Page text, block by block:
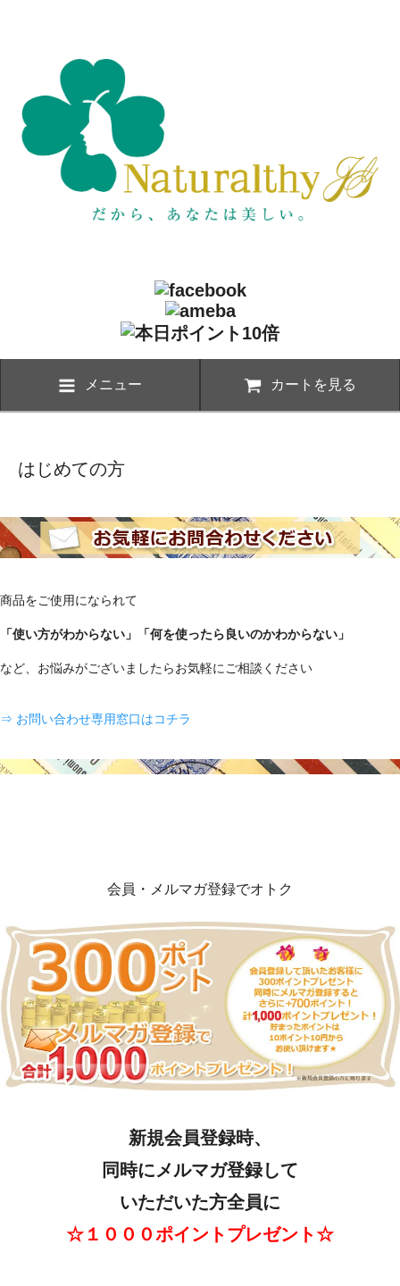
メニュー カートを見る
はじめての方
商品をご使用になられて
「使い方がわからない」「何を使ったら良いのかわからない」
など、お悩みがございましたらお気軽にご相談ください
⇒ お問い合わせ専用窓口はコチラ
会員・メルマガ登録でオトク
新規会員登録時、
同時にメルマガ登録して
いただいた方全員に
☆１０００ポイントプレゼント☆